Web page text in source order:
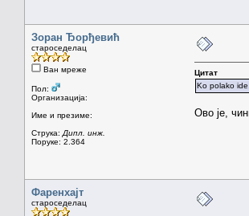
Зоран Ђорђевић
староседелац
Ван мреже
Пол:
Организација:
Име и презиме:
Струка: Дипл. инж.
Поруке: 2.364
Цитат
Ko polako
Ово је,
Фаренхајт
староседелац